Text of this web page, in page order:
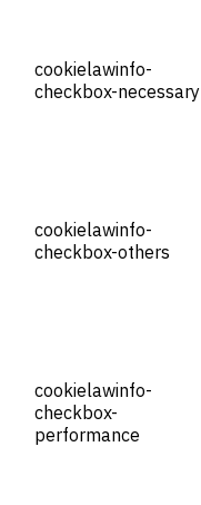
cookielawinfo-
checkbox-necessary
cookielawinfo-
checkbox-others
cookielawinfo-
checkbox-
performance